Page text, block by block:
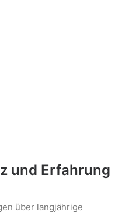
und Erfahrung
über langjährige